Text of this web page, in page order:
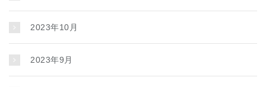
2023年10月
2023年9月